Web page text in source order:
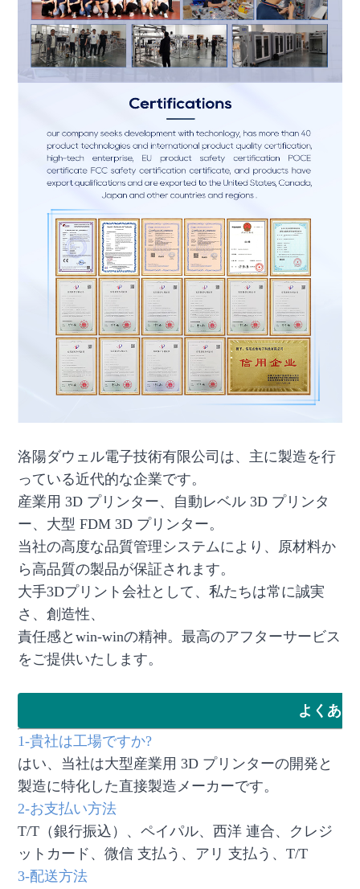
洛陽ダウェル電子技術有限公司は、主に製造を行
っている近代的な企業です。
産業用 3D プリンター、自動レベル 3D プリンタ
ー、大型 FDM 3D プリンター。
当社の高度な品質管理システムにより、原材料か
ら高品質の製品が保証されます。
大手3Dプリント会社として、私たちは常に誠実
さ、創造性、
責任感とwin-winの精神。最高のアフターサービス
をご提供いたします。
よくある
1-貴社は工場ですか?
はい、当社は大型産業用 3D プリンターの開発と
製造に特化した直接製造メーカーです。
2-お支払い方法
T/T（銀行振込）、ペイパル、西洋 連合、クレジ
ットカード、微信 支払う、アリ 支払う、T/T
3-配送方法